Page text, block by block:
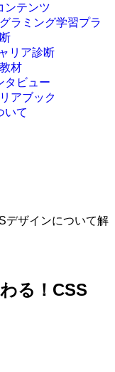
Swift
Ruby
ンテンツ
ラミング学習プラ
リア診断
材
タビュー
アブック
いて
デザインについて解
る！CSS